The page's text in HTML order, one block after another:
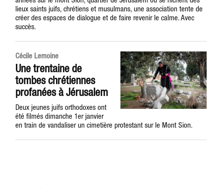
lieux saints juifs, chrétiens et musulmans, une association tente de
créer des espaces de dialogue et de faire revenir le calme. Avec
succès.
Cécile Lemoine
Une trentaine de
tombes chrétiennes
profanées à Jérusalem
Deux jeunes juifs orthodoxes ont
été filmés dimanche 1er janvier
en train de vandaliser un cimetière protestant sur le Mont Sion.